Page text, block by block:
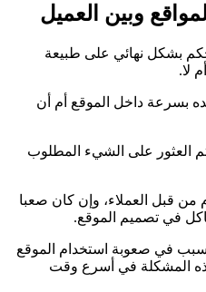
وبين العميل
بشكل نهائي على طبيعة
لا.
بسرعة داخل الموقع أم أن
العثور على الشيء المطلوب
من قبل العملاء، وإن كان صعبا
في تصميم الموقع.
في صعوبة استخدام الموقع
المشكلة في أسرع وقت